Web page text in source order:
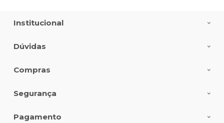
Institucional
Dúvidas
Compras
Segurança
Pagamento